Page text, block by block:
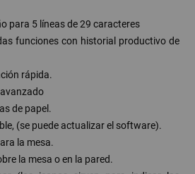
para 5 líneas de 29 caracteres
funciones con historial productivo de
rápida.
de papel.
(se puede actualizar el software).
la mesa.
la mesa o en la pared.